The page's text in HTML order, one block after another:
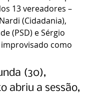
13 vereadores –
(Cidadania),
(PSD) e Sérgio
improvisado como
(30),
abriu a sessão,